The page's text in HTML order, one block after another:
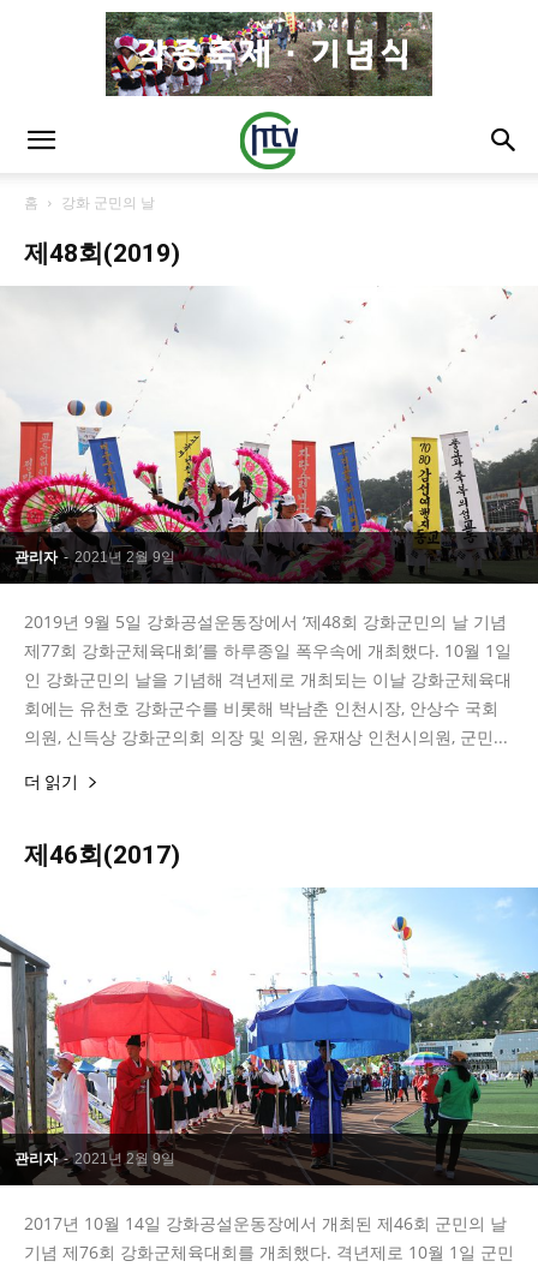
홈 강화 군민의 날
제48회(2019)
관리자 - 2021년 2월 9일
2019년 9월 5일 강화공설운동장에서 ‘제48회 강화군민의 날 기념
제77회 강화군체육대회’를 하루종일 폭우속에 개최했다. 10월 1일
인 강화군민의 날을 기념해 격년제로 개최되는 이날 강화군체육대
회에는 유천호 강화군수를 비롯해 박남춘 인천시장, 안상수 국회
의원, 신득상 강화군의회 의장 및 의원, 윤재상 인천시의원, 군민...
더 읽기
제46회(2017)
관리자 - 2021년 2월 9일
2017년 10월 14일 강화공설운동장에서 개최된 제46회 군민의 날
기념 제76회 강화군체육대회를 개최했다. 격년제로 10월 1일 군민